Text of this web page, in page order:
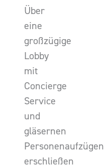
Über
eine
großzügige
Lobby
mit
Concierge
Service
und
gläsernen
Personenaufzügen
erschließen